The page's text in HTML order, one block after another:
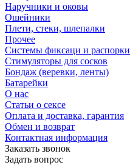
Наручники и оковы
Ошейники
Плети, стеки, шлепалки
Прочее
Системы фиксаци и распорки
Стимуляторы для сосков
Бондаж (веревки, ленты)
Батарейки
О нас
Статьи о сексе
Оплата и доставка, гарантия
Обмен и возврат
Контактная информация
Заказать звонок
Задать вопрос